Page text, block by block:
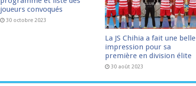
joueurs convoqués
30 octobre 2023
La JS Chihia a fait une belle
impression pour sa
première en division élite
30 août 2023